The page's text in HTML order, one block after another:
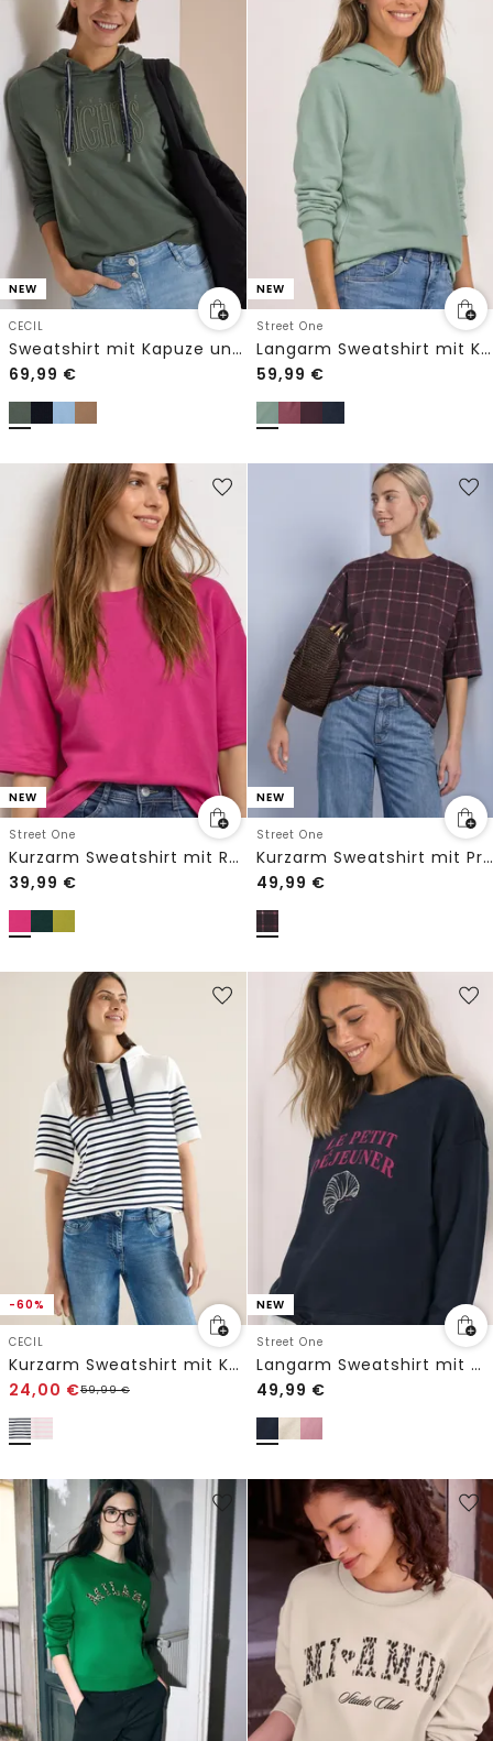
NEW
CECIL
Sweatshirt mit Kapuze und Wording
69,99 €
NEW
Street One
Langarm Sweatshirt mit Kapuze
59,99 €
NEW
Street One
Kurzarm Sweatshirt mit Rundhals
39,99 €
NEW
Street One
Kurzarm Sweatshirt mit Print
49,99 €
-60%
CECIL
Kurzarm Sweatshirt mit Kapuze und Streifen
24,00 €59,99€
NEW
Street One
Langarm Sweatshirt mit Wording
49,99 €